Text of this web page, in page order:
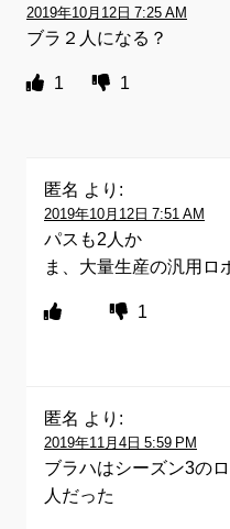
2019年10月12日 7:25 AM
ブラ２人になる？
1 1
匿名 より:
2019年10月12日 7:51 AM
パスも2人か
ま、大量生産の汎用ロ
1
匿名 より:
2019年11月4日 5:59 PM
ブラハはシーズン3の
人だった